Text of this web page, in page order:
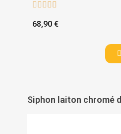
    
68,90 €